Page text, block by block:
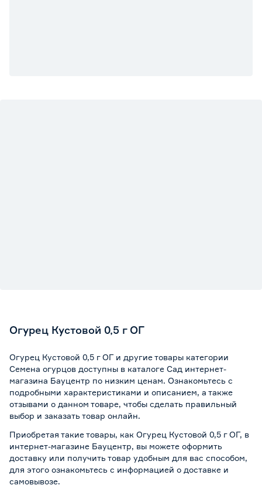
Огурец Кустовой 0,5 г ОГ
Огурец Кустовой 0,5 г ОГ и другие товары категории
Семена огурцов доступны в каталоге Сад интернет-
магазина Бауцентр по низким ценам. Ознакомьтесь с
подробными характеристиками и описанием, а также
отзывами о данном товаре, чтобы сделать правильный
выбор и заказать товар онлайн.
Приобретая такие товары, как Огурец Кустовой 0,5 г ОГ, в
интернет-магазине Бауцентр, вы можете оформить
доставку или получить товар удобным для вас способом,
для этого ознакомьтесь с информацией о доставке и
самовывозе.